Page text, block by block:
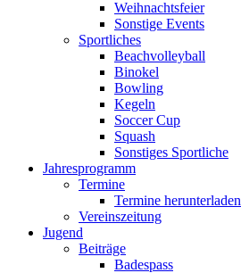
Weihnachtsfeier
Sonstige Events
Sportliches
Beachvolleyball
Binokel
Bowling
Kegeln
Soccer Cup
Squash
Sonstiges Sportliche
Jahresprogramm
Termine
Termine herunterladen
Vereinszeitung
Jugend
Beiträge
Badespass